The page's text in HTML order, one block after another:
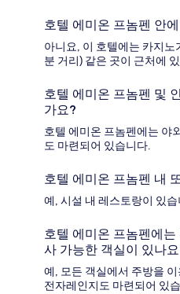
호텔 에미온 프놈펜 안
아니요, 이 호텔에는 카지
분 거리) 같은 곳이 근처에
호텔 에미온 프놈펜 및
가요?
호텔 에미온 프놈펜에는 야
도 마련되어 있습니다.
호텔 에미온 프놈펜 내
예, 시설 내 레스토랑이 있
호텔 에미온 프놈펜에
사 가능한 객실이 있나
예, 모든 객실에서 주방을
전자레인지도 마련되어 있